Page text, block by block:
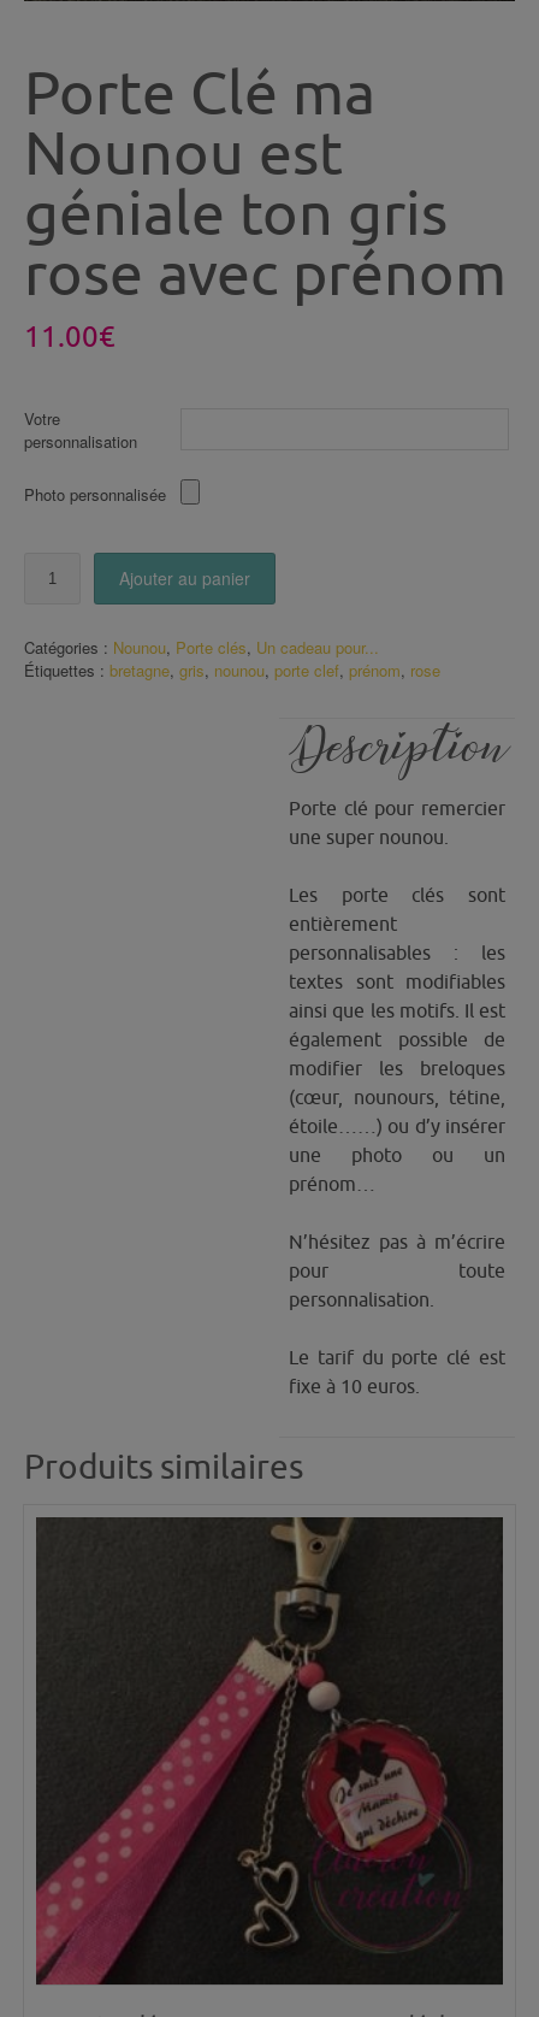
Porte Clé ma
Nounou est
géniale ton gris
rose avec prénom
11.00€
Votre
personnalisation
Photo personnalisée
ma
Nounou
Ajouter au panier
Catégories : Nounou, Porte clés, Un cadeau pour...
Étiquettes : bretagne, gris, nounou, porte clef, prénom, rose
Description
Porte clé pour remercier
une super nounou.
Les porte clés sont
entièrement
personnalisables : les
textes sont modifiables
ainsi que les motifs. Il est
également possible de
modifier les breloques
(cœur, nounours, tétine,
étoile……) ou d’y insérer
une photo ou un
prénom…
N’hésitez pas à m’écrire
pour toute
personnalisation.
Le tarif du porte clé est
fixe à 10 euros.
Produits similaires